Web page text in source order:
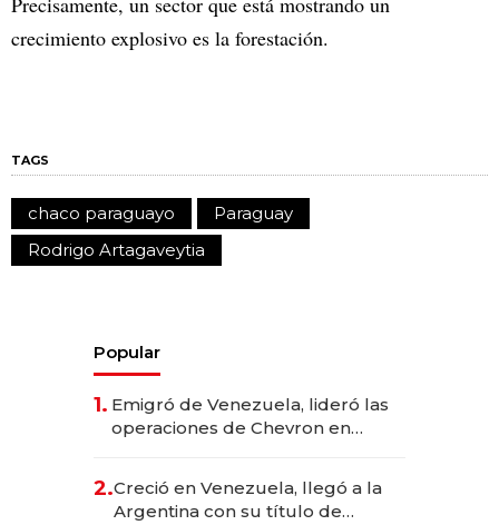
crecimiento explosivo es la forestación.
TAGS
chaco paraguayo
Paraguay
Rodrigo Artagaveytia
Popular
1. Emigró de Venezuela, lideró las
operaciones de Chevron en
2.Creció en Venezuela, llegó a la
Argentina con su título de